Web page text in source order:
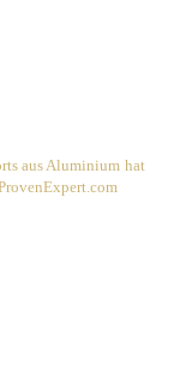
aus Aluminium hat